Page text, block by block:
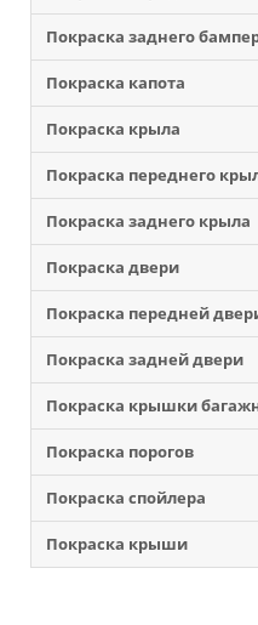
Покраска заднего
Покраска капота
Покраска крыла
Покраска переднего
Покраска заднего крыла
Покраска двери
Покраска передней
Покраска задней двери
Покраска крышки
Покраска порогов
Покраска спойлера
Покраска крыши